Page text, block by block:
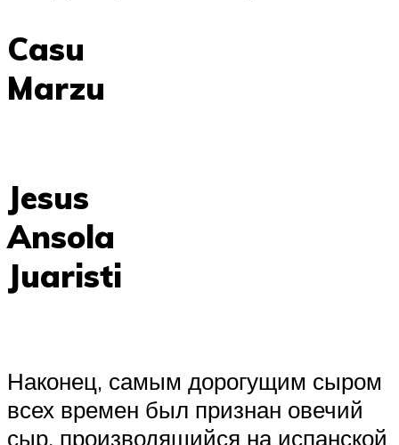
Casu
Marzu
Jesus
Ansola
Juaristi
Наконец, самым дорогущим сыром
всех времен был признан овечий
сыр, производящийся на испанской